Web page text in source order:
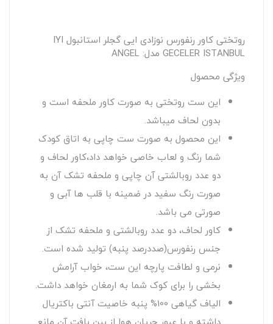
روتختی کاور رنفورس نوزادی ایی گجلر استانبول IYI
GECELER ISTANBUL مدل: ANGEL
ویژگی محصول
این ست روتختی به صورت کاور ملحفه است و
بدون لحاف میباشد.
این محصول به صورت ست چاپی به اتاق کودک
شما رنگ و لعاب خاصی خواهد داد،کاور لحاف و
دو عدد روبالشتی آن چاپی و ملحفه تشک آن به
صورت رنگ سفید در ضمینه با قلب ها آبی و
صورتی می باشد.
کاور لحاف، دو عدد روبالشتی و ملحفه تشک از
جنس رنفورس(صددرصد پنبه) تولید شده است.
نرمی و لطافت پارچه این ست، خواب آرامش
بخشی را برای کوک شما به ارمغان خواهد داشت.
الیاف گیاهی 100% پنبه خاصیت آنتی باکتریال